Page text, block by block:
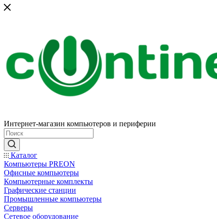
Интернет-магазин компьютеров и периферии
Каталог
Компьютеры PREON
Офисные компьютеры
Компьютерные комплекты
Графические станции
Промышленные компьютеры
Серверы
Сетевое оборудование